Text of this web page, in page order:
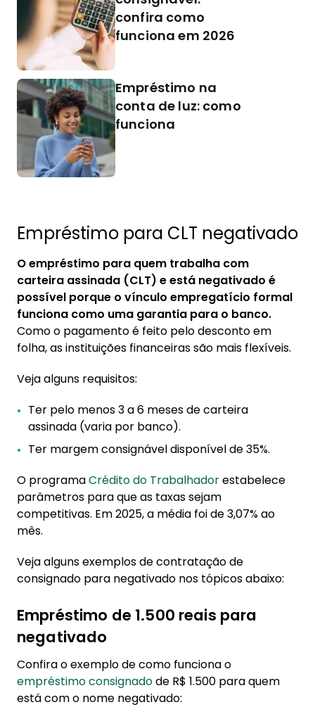
confira como
funciona em 2026
Empréstimo na
conta de luz: como
funciona
Empréstimo para CLT negativado
O empréstimo para quem trabalha com
carteira assinada (CLT) e está negativado é
possível porque o vínculo empregatício formal
funciona como uma garantia para o banco.
Como o pagamento é feito pelo desconto em
folha, as instituições financeiras são mais flexíveis.
Veja alguns requisitos:
Ter pelo menos 3 a 6 meses de carteira
assinada (varia por banco).
Ter margem consignável disponível de 35%.
O programaCrédito do Trabalhadorestabelece
parâmetros para que as taxas sejam
competitivas. Em 2025, a média foi de 3,07% ao
mês.
Veja alguns exemplos de contratação de
consignado para negativado nos tópicos abaixo:
Empréstimo de 1.500 reais para
negativado
Confira o exemplo de como funciona o
empréstimo consignadode R$ 1.500 para quem
está com o nome negativado: